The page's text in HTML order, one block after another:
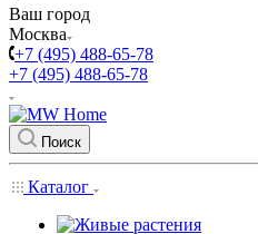
Ваш город
Москва
+7 (495) 488-65-78
+7 (495) 488-65-78
Поиск
Каталог